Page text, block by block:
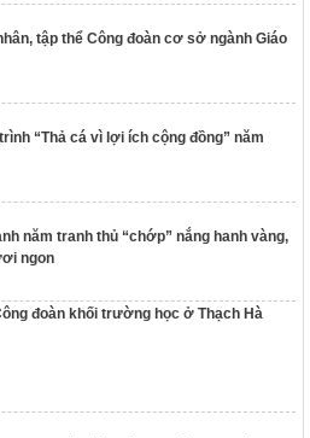
tập thể Công đoàn cơ sở ngành Giáo
“Thả cá vì lợi ích cộng đồng” năm
năm tranh thủ “chớp” nắng hanh vàng,
ngon
đoàn khối trường học ở Thạch Hà